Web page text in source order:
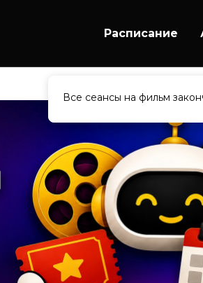
Расписание
Все сеансы на фильм